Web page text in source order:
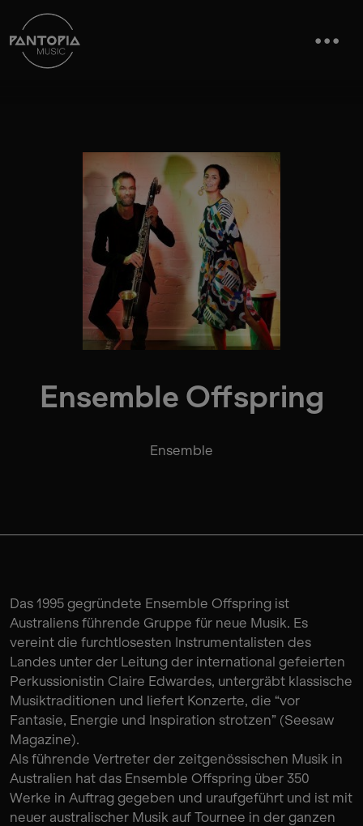
Ensemble Offspring
Ensemble
Das 1995 gegründete Ensemble Offspring ist
Australiens führende Gruppe für neue Musik. Es
vereint die furchtlosesten Instrumentalisten des
Landes unter der Leitung der international gefeierten
Perkussionistin Claire Edwardes, untergräbt klassische
Musiktraditionen und liefert Konzerte, die “vor
Fantasie, Energie und Inspiration strotzen” (Seesaw
Magazine).
Als führende Vertreter der zeitgenössischen Musik in
Australien hat das Ensemble Offspring über 350
Werke in Auftrag gegeben und uraufgeführt und ist mit
neuer australischer Musik auf Tournee in der ganzen